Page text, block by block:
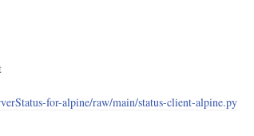
for-alpine/raw/main/status-client-alpine.py